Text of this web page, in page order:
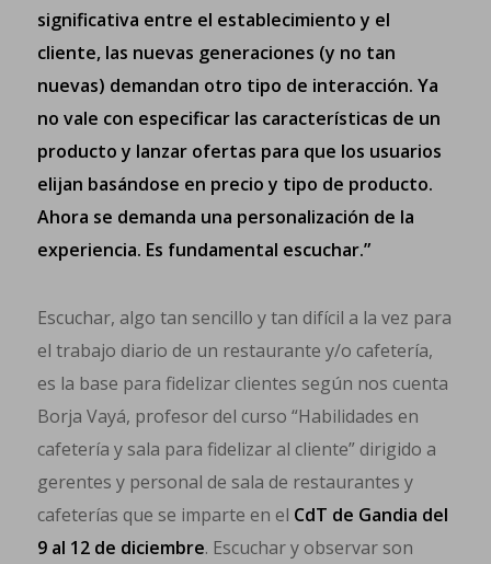
significativa entre el establecimiento y el
cliente, las nuevas generaciones (y no tan
nuevas) demandan otro tipo de interacción. Ya
no vale con especificar las características de un
producto y lanzar ofertas para que los usuarios
elijan basándose en precio y tipo de producto.
Ahora se demanda una personalización de la
experiencia. Es fundamental escuchar.”
Escuchar, algo tan sencillo y tan difícil a la vez para
el trabajo diario de un restaurante y/o cafetería,
es la base para fidelizar clientes según nos cuenta
Borja Vayá, profesor del curso “Habilidades en
cafetería y sala para fidelizar al cliente” dirigido a
gerentes y personal de sala de restaurantes y
cafeterías que se imparte en el CdT de Gandia del
9 al 12 de diciembre. Escuchar y observar son